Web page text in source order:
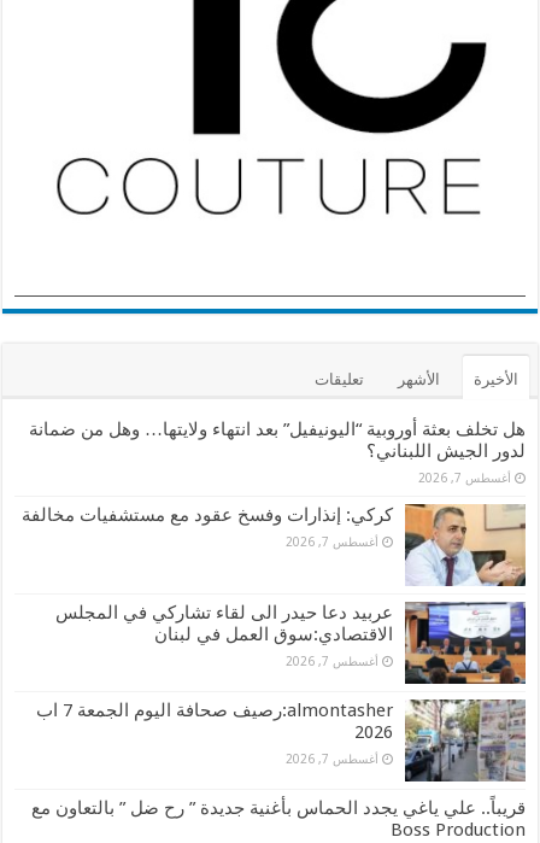
الأخيرة الأشهر تعليقات
هل تخلف بعثة أوروبية “اليونيفيل” بعد انتهاء ولايتها… وهل من ضمانة
لدور الجيش اللبناني؟
أغسطس 7, 2026
كركي: إنذارات وفسخ عقود مع مستشفيات مخالفة
أغسطس 7, 2026
عربيد دعا حيدر الى لقاء تشاركي في المجلس
الاقتصادي:سوق العمل في لبنان
أغسطس 7, 2026
almontasher:رصيف صحافة اليوم الجمعة 7 اب
2026
أغسطس 7, 2026
قريباً.. علي ياغي يجدد الحماس بأغنية جديدة ” رح ضل ” بالتعاون مع
Boss Production